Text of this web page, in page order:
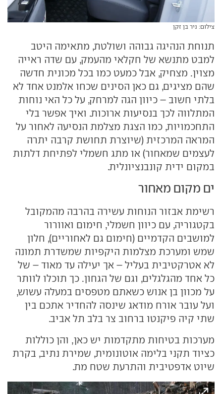
צילום: ניר בן זקן
תנוחת הנהיגה גבוהה ושולטת, מתאימה היטב
למבט מתנשא של חקלאי מהעמק, עם שדה ראייה
מצוין. מצחיק, אבל כמעט כמו בכל מכונית חדשה
שהם מציגים, גם כאן הסינים שכחו אלמנט אחד לא
בלתי חשוב – כיוון הגה למרחק, על כל האי נוחות
המתלווה לכך בנסיעות ארוכות. ואיך אפשר בלי
התחכמויות, כמו הצגת מצלמת הנסיעה לאחור על
המראה המרכזית (שיוצרת תחושת קרבה יתרה
לעצמים שמאחור) או מתג חשמלי לפתיחת דלתות
במקום ידית קונבנציונלית.
ים מקום מאחור
רשימת אבזור הנוחות עשירה בהרבה מהמקובל
בקטגוריה, עם כיוון חשמלי, חימום ואוורור
למושבים הקדמיים (חימום גם לאחוריים), חלון
שמש ומערכת מצלמות היקפיות שמשדרת תמונה
לא אטרקטיבית בעליל – אך יעילה עד מאוד – של
כל אחד מהגלגלים, וגם של הגחון. כך תוכלו לוותר
על מכוון בן אנוש כשאתם מטפסים במעלה עשוש,
ועל עובר אורח מודאג שינסה להחדיר אתכם בין
שתי קיה פיקנטו ברחוב צר בלב תל אביב.
מערכות בטיחות מתקדמות יש כאן, והן כוללות
כציוד תקני בלימה אוטונומית, שמירת נתיב, בקרת
שיוט אדפטיבית והתרעת שטח מת.